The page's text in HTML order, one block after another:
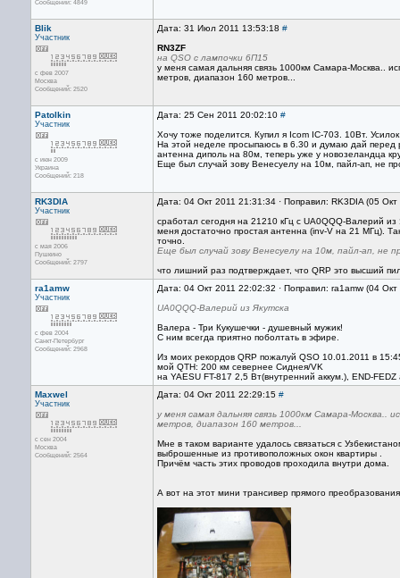
Сообщений: 4849
Blik
Участник
с фев 2007
Москва
Сообщений: 2520
Дата: 31 Июл 2011 13:53:18 #
RN3ZF
на QSO с лампочки 6П15
у меня самая дальняя связь 1000км Самара-Москва..
метров, диапазон 160 метров...
Patolkin
Участник
с июн 2009
Украина
Сообщений: 218
Дата: 25 Сен 2011 20:02:10 #
Хочу тоже поделится. Купил я Icom IC-703. 10Вт.
На этой неделе просыпаюсь в 6.30 и думаю дай перед
антенна диполь на 80м, теперь уже у новозеландца
Еще был случай зову Венесуелу на 10м, пайл-ап, не
RK3DIA
Участник
с мая 2006
Пушкино
Сообщений: 2797
Дата: 04 Окт 2011 21:31:34 · Поправил: RK3DIA (05
сработал сегодня на 21210 кГц с UA0QQQ-Валерий
меня достаточно простая антенна (inv-V на 21 МГц).
точно.
Еще был случай зову Венесуелу на 10м, пайл-ап, не
что лишний раз подтверждает, что QRP это высший
ra1amw
Участник
с фев 2004
Санкт-Петербург
Сообщений: 2968
Дата: 04 Окт 2011 22:02:32 · Поправил: ra1amw (04
UA0QQQ-Валерий из Якутска
Валера - Три Кукушечки - душевный мужик!
С ним всегда приятно поболтать в эфире.
Из моих рекордов QRP пожалуй QSO 10.01.2011 в
мой QTH: 200 км севернее Сиднея/VK
на YAESU FT-817 2,5 Вт(внутренний аккум.), END-
Maxwel
Участник
с сен 2004
Москва
Сообщений: 2564
Дата: 04 Окт 2011 22:29:15 #
у меня самая дальняя связь 1000км Самара-Москва..
метров, диапазон 160 метров...
Мне в таком варианте удалось связаться с
выброшенные из противоположных окон квартиры .
Причём часть этих проводов проходила внутри дома.
А вот на этот мини трансивер прямого